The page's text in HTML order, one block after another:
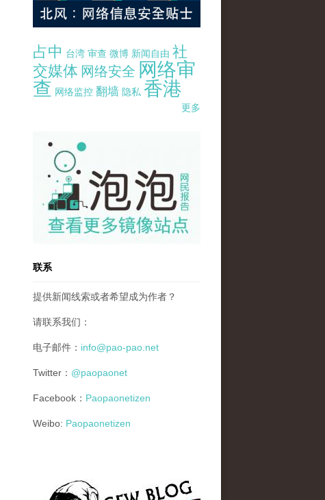
占中 台湾 审查 微博 新闻自由 社
交媒体 网络安全 网络审
查 网络监控 翻墙 隐私 香港
更多
pao-pao-banner-mirror-site-120814.jpg
联系
提供新闻线索或者希望成为作者？
请联系我们：
电子邮件： info@pao-pao.net
Twitter： @paopaonet
Facebook： Paopaonetizen
Weibo: Paopaonetizen
gfw_blog_small.jpg